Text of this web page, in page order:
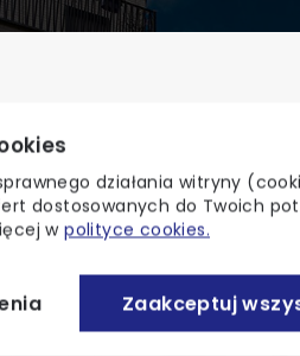
działania witryny
dostosowanych do Twoich
wpolityce cookies.
Zaakceptuj